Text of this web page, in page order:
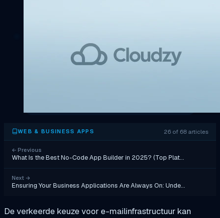
WEB & BUSINESS APPS 26 of 68 articles
← Previous
What Is the Best No-Code App Builder in 2025? (Top Plat…
Next →
Ensuring Your Business Applications Are Always On: Unde…
De verkeerde keuze voor e-mailinfrastructuur kan